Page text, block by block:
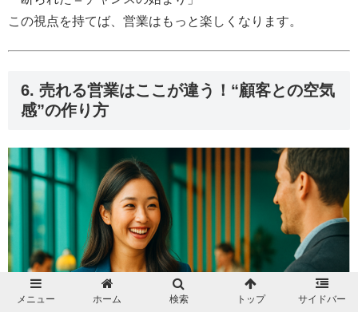
この視点を持てば、営業はもっと楽しくなります。
6. 売れる営業はここが違う！“顧客との空気
感”の作り方
メニュー ホーム 検索 トップ サイドバー